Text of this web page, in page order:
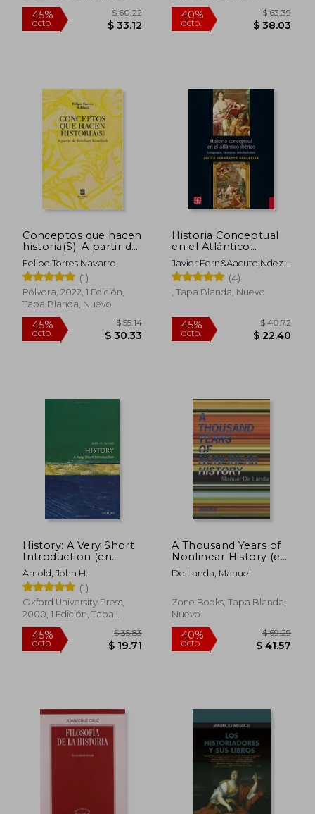
45% 40%
Conceptos que hacen
historia(S). A partir de
Reinhart Koselleck
Felipe Torres Navarro
(1)
Pólvora, 2022, 1 Edición,
Tapa Blanda, Nuevo
45%
dcto.
$ 55.14
$ 30.33
Historia Conceptual
en el Atlántico
Ibérico: Lenguajes,
Tiempos,
Revoluciones
Javier Fern&Aacute;Ndez
Sebasti&Aacute;N
(4)
, Tapa Blanda, Nuevo
45%
dcto. $
History: A Very Short
Introduction (en
Inglés)
Arnold, John H.
(1)
Oxford University Press,
2000, 1 Edición, Tapa
Blanda, Nuevo
A Thousand Years of
Nonlinear History (en
Inglés)
De Landa, Manuel
Zone Books, Tapa Blanda,
Nuevo